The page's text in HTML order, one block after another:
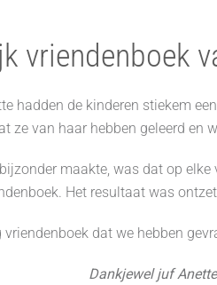
vriendenboek
hadden de kinderen stiekem
ze van haar hebben geleerd en
maakte, was dat op
Het resultaat was
vriendenboek dat we hebben
Dankjewel juf